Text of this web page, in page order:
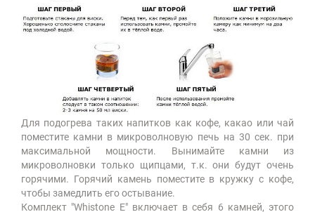
Для подогрева таких напитков как кофе, какао или чай
поместите камни в микроволновую печь на 30 сек. при
максимальной мощности. Вынимайте камни из
микроволновки только щипцами, т.к. они будут очень
горячими. Горячий камень поместите в кружку с кофе,
чтобы замедлить его остывание.
Комплект "Whistone E" включает в себя 6 камней, этого